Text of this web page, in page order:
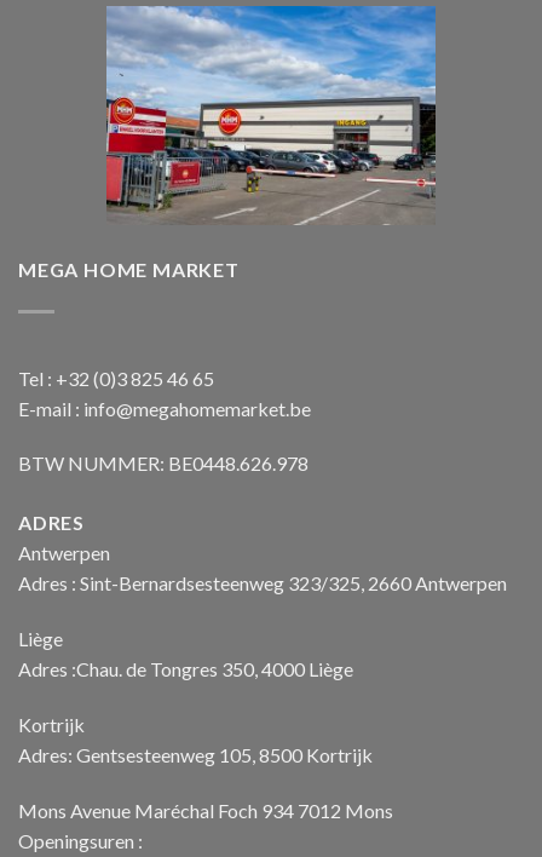
MEGA HOME MARKET
Tel : +32 (0)3 825 46 65
E-mail : info@megahomemarket.be
BTW NUMMER: BE0448.626.978
ADRES
Antwerpen
Adres : Sint-Bernardsesteenweg 323/325, 2660 Antwerpen
Liège
Adres :Chau. de Tongres 350, 4000 Liège
Kortrijk
Adres: Gentsesteenweg 105, 8500 Kortrijk
Mons Avenue Maréchal Foch 934 7012 Mons
Openingsuren :